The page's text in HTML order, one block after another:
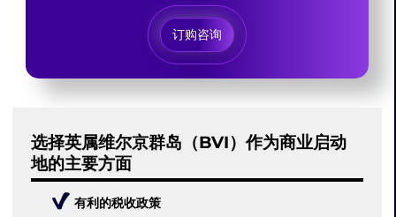
订购咨询
选择英属维尔京群岛（BVI）作为商业启动
地的主要方面
有利的税收政策